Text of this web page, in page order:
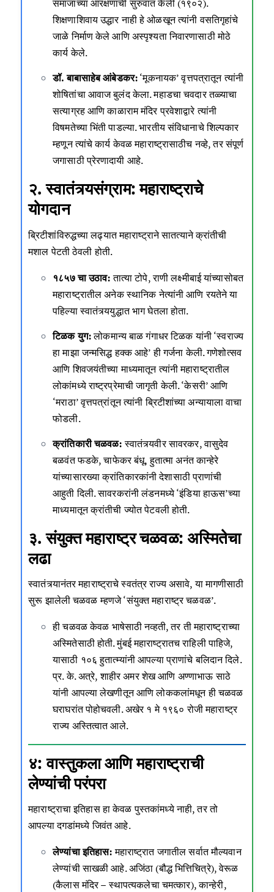
समाजाच्या आरक्षणाची सुरुवात केली (१९०२).
शिक्षणाशिवाय उद्धार नाही हे ओळखून त्यांनी वसतिगृहांचे
जाळे निर्माण केले आणि अस्पृश्यता निवारणासाठी मोठे
कार्य केले.
डॉ. बाबासाहेब आंबेडकर:‘मूकनायक’ वृत्तपत्रातून त्यांनी
शोषितांचा आवाज बुलंद केला. महाडचा चवदार तळ्याचा
सत्याग्रह आणि काळाराम मंदिर प्रवेशाद्वारे त्यांनी
विषमतेच्या भिंती पाडल्या. भारतीय संविधानाचे शिल्पकार
म्हणून त्यांचे कार्य केवळ महाराष्ट्रासाठीच नव्हे, तर संपूर्ण
जगासाठी प्रेरणादायी आहे.
२. स्वातंत्र्यसंग्राम: महाराष्ट्राचे
योगदान
ब्रिटीशांविरुद्धच्या लढ्यात महाराष्ट्राने सातत्याने क्रांतीची
मशाल पेटती ठेवली होती.
१८५७ चा उठाव:तात्या टोपे, राणी लक्ष्मीबाई यांच्यासोबत
महाराष्ट्रातील अनेक स्थानिक नेत्यांनी आणि रयतेने या
पहिल्या स्वातंत्र्ययुद्धात भाग घेतला होता.
टिळक युग:लोकमान्य बाळ गंगाधर टिळक यांनी ‘स्वराज्य
हा माझा जन्मसिद्ध हक्क आहे’ ही गर्जना केली. गणेशोत्सव
आणि शिवजयंतीच्या माध्यमातून त्यांनी महाराष्ट्रातील
लोकांमध्ये राष्ट्रप्रेमाची जागृती केली. ‘केसरी’ आणि
‘मराठा’ वृत्तपत्रांतून त्यांनी ब्रिटीशांच्या अन्यायाला वाचा
फोडली.
क्रांतिकारी चळवळ:स्वातंत्र्यवीर सावरकर, वासुदेव
बळवंत फडके, चाफेकर बंधू, हुतात्मा अनंत कान्हेरे
यांच्यासारख्या क्रांतिकारकांनी देशासाठी प्राणांची
आहुती दिली. सावरकरांनी लंडनमध्ये ‘इंडिया हाऊस’च्या
माध्यमातून क्रांतीची ज्योत पेटवली होती.
३. संयुक्त महाराष्ट्र चळवळ: अस्मितेचा
लढा
स्वातंत्र्यानंतर महाराष्ट्राचे स्वतंत्र राज्य असावे, या मागणीसाठी
सुरू झालेली चळवळ म्हणजे ‘संयुक्त महाराष्ट्र चळवळ’.
ही चळवळ केवळ भाषेसाठी नव्हती, तर ती महाराष्ट्राच्या
अस्मितेसाठी होती. मुंबई महाराष्ट्रातच राहिली पाहिजे,
यासाठी १०६ हुतात्म्यांनी आपल्या प्राणांचे बलिदान दिले.
प्र. के. अत्रे, शाहीर अमर शेख आणि अण्णाभाऊ साठे
यांनी आपल्या लेखणीतून आणि लोककलांमधून ही चळवळ
घराघरांत पोहोचवली. अखेर १ मे १९६० रोजी महाराष्ट्र
राज्य अस्तित्वात आले.
४: वास्तुकला आणि महाराष्ट्राची
लेण्यांची परंपरा
महाराष्ट्राचा इतिहास हा केवळ पुस्तकांमध्ये नाही, तर तो
आपल्या दगडांमध्ये जिवंत आहे.
लेण्यांचा इतिहास:महाराष्ट्रात जगातील सर्वात मौल्यवान
लेण्यांची साखळी आहे. अजिंठा (बौद्ध भित्तिचित्रे), वेरूळ
(कैलास मंदिर – स्थापत्यकलेचा चमत्कार), कान्हेरी,